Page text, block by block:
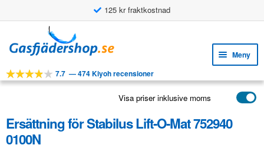
125 kr fraktkostnad
Användningsbara funktioner
till
navigering
till
innehåll
Meny
VERKTYG
APPLIKATIONER
KUNDSERVICE
7.7 —474 Kiyoh recensioner
Visa priser inklusive moms
Ersättning för Stabilus Lift-O-Mat 752940
0100N